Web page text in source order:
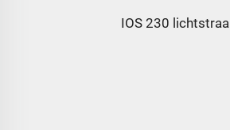
IOS 230 lichtstraal